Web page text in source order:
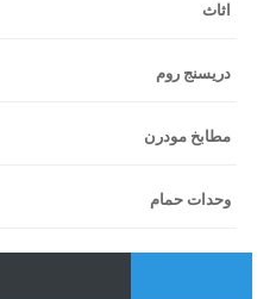
اثاث
دريسنج روم
مطابخ مودرن
وحدات حمام